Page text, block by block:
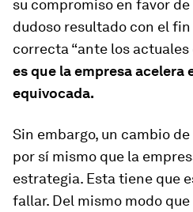
su compromiso en favor
dudoso resultado con el
correcta “ante los actuales
es que la empresa acelera
equivocada.
Sin embargo, un cambio
por sí mismo que la
estrategia. Esta tiene que
fallar. Del mismo modo